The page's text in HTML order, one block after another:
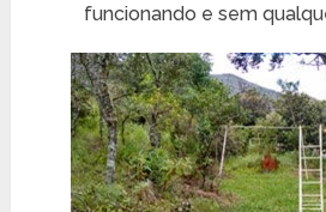
funcionando e sem